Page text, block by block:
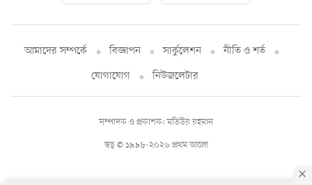
আমাদের সম্পর্কে বিজ্ঞাপন সার্কুলেশন
নীতি ও শর্ত
যোগাযোগ
নিউজলেটার
স্বত্ব © ১৯৯৮-২০২৬ প্রথম আলো
সম্পাদক ও প্রকাশক: মতিউর রহমান